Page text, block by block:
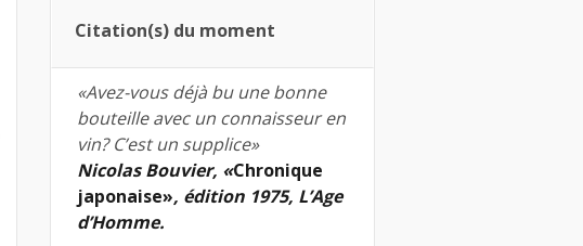
Citation(s) du moment
«Avez-vous déjà bu une bonne
bouteille avec un connaisseur en
vin? C’est un supplice»
Nicolas Bouvier, «Chronique
japonaise», édition 1975, L’Age
d’Homme.